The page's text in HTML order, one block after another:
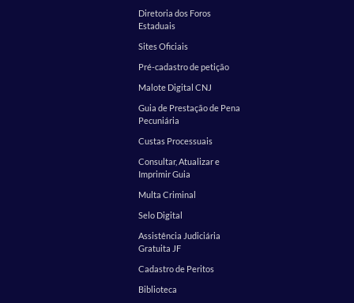
Diretoria dos Foros
Estaduais
Sites Oficiais
Pré-cadastro de petição
Malote Digital CNJ
Guia de Prestação de Pena
Pecuniária
Custas Processuais
Consultar, Atualizar e
Imprimir Guia
Multa Criminal
Selo Digital
Assistência Judiciária
Gratuita JF
Cadastro de Peritos
Biblioteca